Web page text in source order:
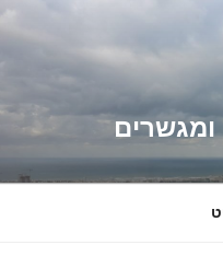
ומגשרים